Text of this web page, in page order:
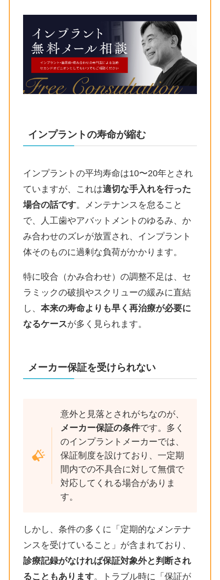
インプラントの寿命が縮む
インプラントの平均寿命は10〜20年とされ
ていますが、これは適切な手入れを行った
場合の話です。メンテナンスを怠ること
で、人工歯やアバットメントのゆるみ、か
み合わせのズレが放置され、インプラント
体そのものに過剰な負荷がかかります。
特に咬合（かみ合わせ）の調整不足は、セ
ラミックの破損やスクリューの緩みに直結
し、 本来の寿命よりも早く再治療が必要に
なるケースが多く見られます。
メーカー保証を受けられない
意外と見落とされがちなのが、
メーカー保証の条件です。多く
のインプラントメーカーでは、
保証制度を設けており、一定期
間内での不具合に対して無償で
対応してくれる場合がありま
す。
しかし、条件の多くに「定期的なメンテナ
ンスを受けていること」が含まれており、
診療記録がなければ保証対象外と判断され
ることもあります。トラブル時に「保証が